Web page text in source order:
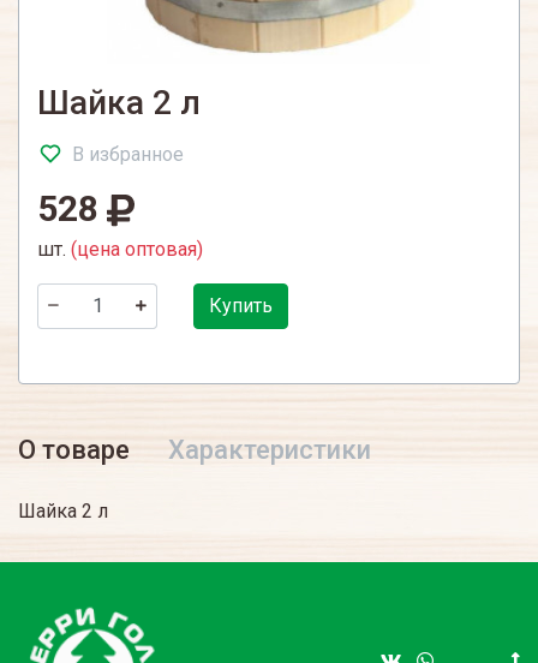
Шайка 2 л
В избранное
528
шт. (цена оптовая)
Купить
О товаре Характеристики
Шайка 2 л